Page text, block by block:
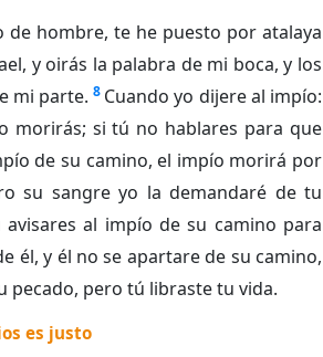
de hombre, te he puesto por atalaya
y oirás la palabra de mi boca, y los
mi parte. 8 Cuando yo dijere al impío:
morirás; si tú no hablares para que
de su camino, el impío morirá por
su sangre yo la demandaré de tu
avisares al impío de su camino para
él, y él no se apartare de su camino,
pecado, pero tú libraste tu vida.
es justo